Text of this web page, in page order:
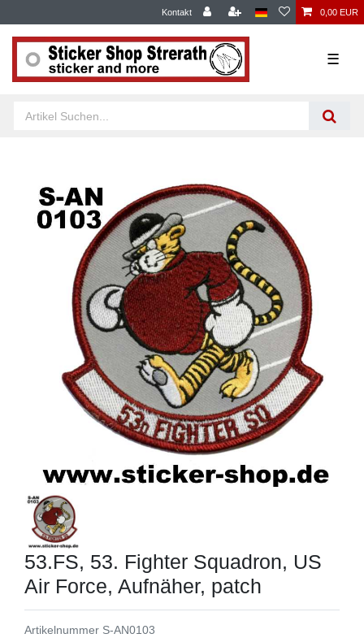
Kontakt 0,00 EUR
☰
53.FS, 53. Fighter Squadron, US
Air Force, Aufnäher, patch
Artikelnummer S-AN0103